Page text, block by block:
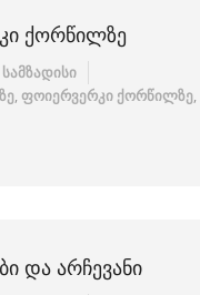
ᲥᲝᲠᲬᲘᲚᲖᲔ
, ფოიერვერკი ქორწილზე,
ᲓᲐ ᲐᲠᲩᲔᲕᲐᲜᲘ